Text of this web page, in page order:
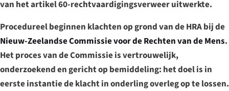
van het artikel 60-rechtvaardigingsverweer uitwerkte.
Procedureel beginnen klachten op grond van de HRA bij de
Nieuw-Zeelandse Commissie voor de Rechten van de Mens.
Het proces van de Commissie is vertrouwelijk,
onderzoekend en gericht op bemiddeling: het doel is in
eerste instantie de klacht in onderling overleg op te lossen.